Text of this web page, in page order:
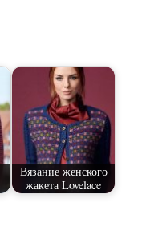
Вязание женского
жакета Lovelace